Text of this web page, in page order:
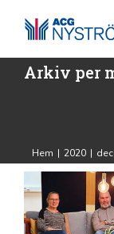
innehållet
Arkiv per
Hem | 2020 |